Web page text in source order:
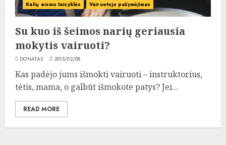
Kelių eismo taisyklės Vairuotojo pažymėjimas
Su kuo iš šeimos narių geriausia
mokytis vairuoti?
DONATAS 2015/02/08
Kas padėjo jums išmokti vairuoti – instruktorius,
tėtis, mama, o galbūt išmokote patys? Jei...
READ MORE